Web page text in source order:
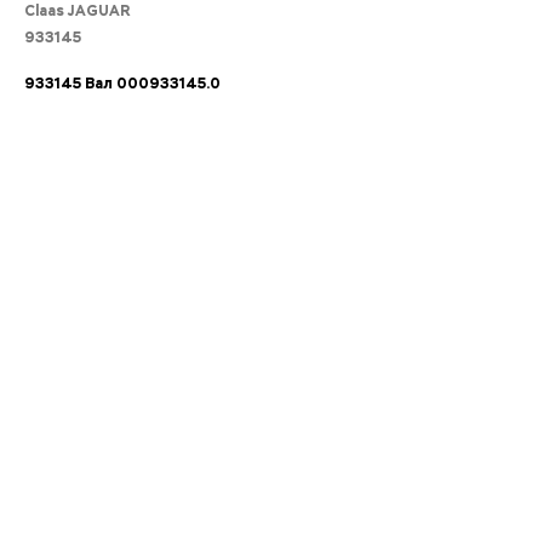
Claas JAGUAR
933145
933145 Вал 000933145.0